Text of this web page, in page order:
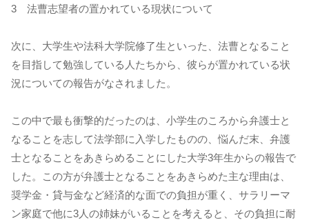
3 法曹志望者の置かれている現状について
次に、大学生や法科大学院修了生といった、法曹となること
を目指して勉強している人たちから、彼らが置かれている状
況についての報告がなされました。
この中で最も衝撃的だったのは、小学生のころから弁護士と
なることを志して法学部に入学したものの、悩んだ末、弁護
士となることをあきらめることにした大学3年生からの報告で
した。この方が弁護士となることをあきらめた主な理由は、
奨学金・貸与金など経済的な面での負担が重く、サラリーマ
ン家庭で他に3人の姉妹がいることを考えると、その負担に耐